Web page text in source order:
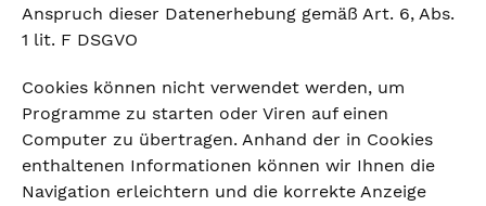
Anspruch dieser Datenerhebung gemäß Art. 6, Abs.
1 lit. F DSGVO
Cookies können nicht verwendet werden, um
Programme zu starten oder Viren auf einen
Computer zu übertragen. Anhand der in Cookies
enthaltenen Informationen können wir Ihnen die
Navigation erleichtern und die korrekte Anzeige